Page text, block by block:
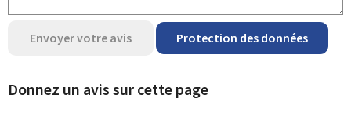
Envoyer votre avis Protection des données
Donnez un avis sur cette page